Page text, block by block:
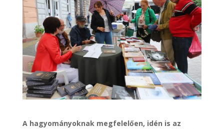
A hagyományoknak megfelelően, idén is az